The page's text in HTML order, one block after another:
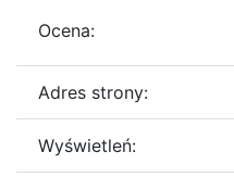
Ocena:
Adres strony:
Wyświetleń: